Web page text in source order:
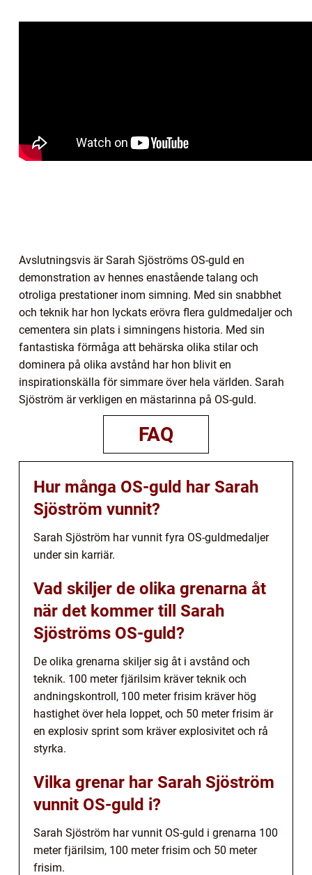
Avslutningsvis är Sarah Sjöströms OS-guld en
demonstration av hennes enastående talang och
otroliga prestationer inom simning. Med sin snabbhet
och teknik har hon lyckats erövra flera guldmedaljer och
cementera sin plats i simningens historia. Med sin
fantastiska förmåga att behärska olika stilar och
dominera på olika avstånd har hon blivit en
inspirationskälla för simmare över hela världen. Sarah
Sjöström är verkligen en mästarinna på OS-guld.
FAQ
Hur många OS-guld har Sarah
Sjöström vunnit?
Sarah Sjöström har vunnit fyra OS-guldmedaljer
under sin karriär.
Vad skiljer de olika grenarna åt
när det kommer till Sarah
Sjöströms OS-guld?
De olika grenarna skiljer sig åt i avstånd och
teknik. 100 meter fjärilsim kräver teknik och
andningskontroll, 100 meter frisim kräver hög
hastighet över hela loppet, och 50 meter frisim är
en explosiv sprint som kräver explosivitet och rå
styrka.
Vilka grenar har Sarah Sjöström
vunnit OS-guld i?
Sarah Sjöström har vunnit OS-guld i grenarna 100
meter fjärilsim, 100 meter frisim och 50 meter
frisim.